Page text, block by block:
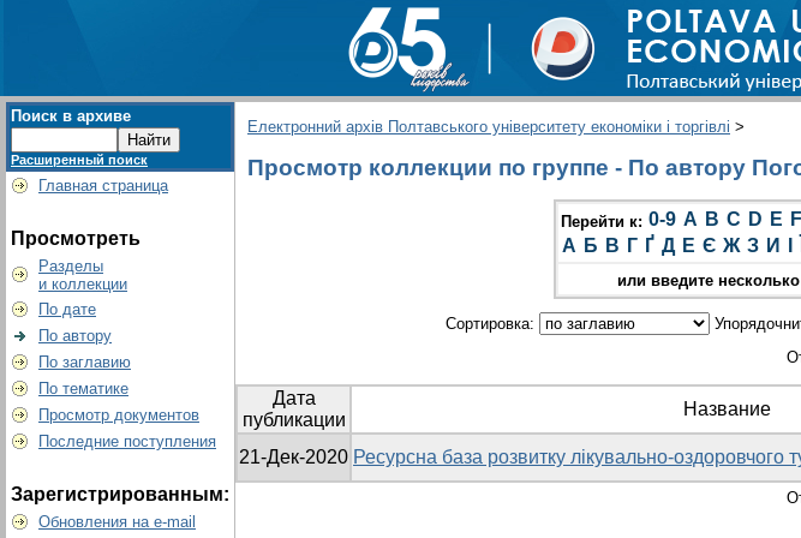
Поиск в архиве
Расширенный поиск
Главная страница
Просмотреть
Разделы
и коллекции
По дате
По автору
По заглавию
По тематике
Просмотр документов
Последние поступления
Зарегистрированным:
Обновления на e-mail
Електронний архів Полтавського університету економіки і торгівлі >
Просмотр коллекции по группе - По автору
Перейти к: 0-9 A B C D E F
А Б В Г Ґ Д Е Є Ж З И
или введите
Сортировка:
Дата
публикации
Название
21-Дек-2020 Ресурсна база розвитку лікувально-оздоровчого